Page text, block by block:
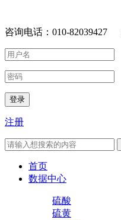
咨询电话：010-82039427
登录
注册
首页
数据中心
硫酸
硫黄